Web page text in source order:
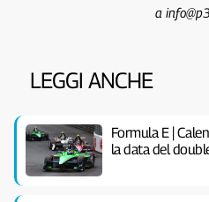
a
LEGGI ANCHE
Formula E |
la data del